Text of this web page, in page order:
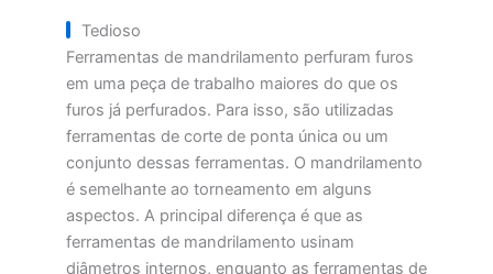
Tedioso
Ferramentas de mandrilamento perfuram furos
em uma peça de trabalho maiores do que os
furos já perfurados. Para isso, são utilizadas
ferramentas de corte de ponta única ou um
conjunto dessas ferramentas. O mandrilamento
é semelhante ao torneamento em alguns
aspectos. A principal diferença é que as
ferramentas de mandrilamento usinam
diâmetros internos, enquanto as ferramentas de